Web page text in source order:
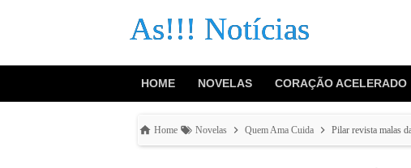
As!!! Notícias
HOME NOVELAS CORAÇÃO ACELERADO
Home Novelas Quem Ama Cuida Pilar revista malas